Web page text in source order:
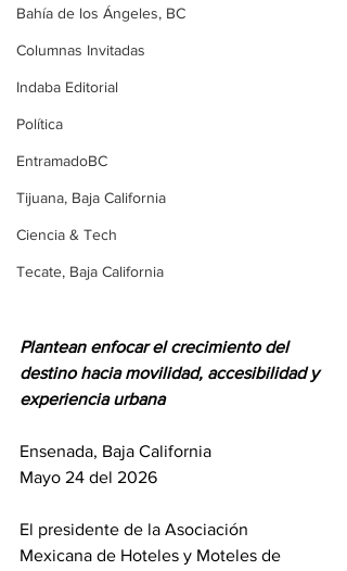
Bahía de los Ángeles, BC
Columnas Invitadas
Indaba Editorial
Política
EntramadoBC
Tijuana, Baja California
Ciencia & Tech
Tecate, Baja California
Plantean enfocar el crecimiento del
destino hacia movilidad, accesibilidad y
experiencia urbana
Ensenada, Baja California
Mayo 24 del 2026
El presidente de la Asociación
Mexicana de Hoteles y Moteles de